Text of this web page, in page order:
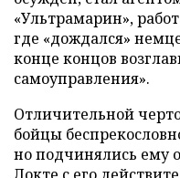
«Ультрамарин»,
где «дождался»
конце концов
самоуправления».
Отличительной
бойцы
но подчинялись ему